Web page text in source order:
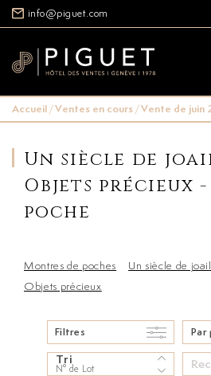
info@piguet.com
Accueil/Ventes en cours/Vente de juin
Un siècle de
Objets précieux
poche
Montres de poches
Un siècle de
Objets précieux
Filtres Par
Tri
N° de Lot